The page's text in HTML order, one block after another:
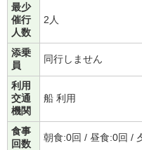
最少
催行
人数
2人
添乗
員
同行しません
利用
交通
機関
船 利用
食事
回数
朝食:0回 / 昼食:0回 /